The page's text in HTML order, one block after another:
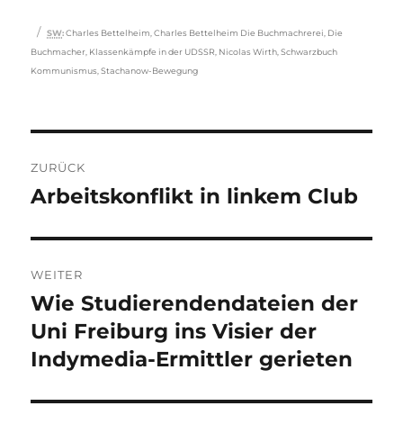
Schlagwörter
SW: Charles Bettelheim ,Charles Bettelheim Die Buchmachrerei Die
Buchmacher Klassenkämpfe in der UDSSR Nicolas Wirth ,Schwarzbuch
Kommunismus ,Stachanow-Bewegung
ZURÜCK
Vorheriger
Arbeitskonflikt in linkem Club
WEITER
Nächster
Beitrag:
Wie Studierendendateien der
Uni Freiburg ins Visier der
Indymedia-Ermittler gerieten